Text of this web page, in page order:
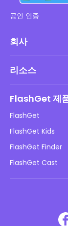
공인 인증
회사
DMCA 정책
개인정보 처리방침
광고 정책
내 정보를 판매하지
리소스
아동 온라인 안전
다운로드
FlashGet 제
FlashGet
FlashGet Kids
FlashGet Finder
FlashGet Cast